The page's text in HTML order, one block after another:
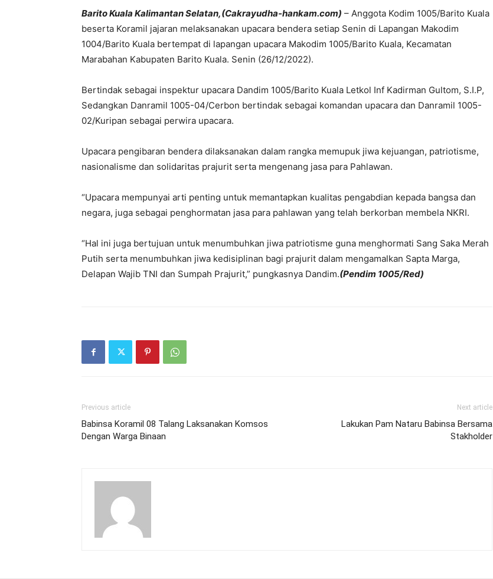
Barito Kuala Kalimantan Selatan,(Cakrayudha-hankam.com) – Anggota Kodim 1005/Barito Kuala
beserta Koramil jajaran melaksanakan upacara bendera setiap Senin di Lapangan Makodim
1004/Barito Kuala bertempat di lapangan upacara Makodim 1005/Barito Kuala, Kecamatan
Marabahan Kabupaten Barito Kuala. Senin (26/12/2022).
Bertindak sebagai inspektur upacara Dandim 1005/Barito Kuala Letkol Inf Kadirman Gultom, S.I.P,
Sedangkan Danramil 1005-04/Cerbon bertindak sebagai komandan upacara dan Danramil 1005-
02/Kuripan sebagai perwira upacara.
Upacara pengibaran bendera dilaksanakan dalam rangka memupuk jiwa kejuangan, patriotisme,
nasionalisme dan solidaritas prajurit serta mengenang jasa para Pahlawan.
“Upacara mempunyai arti penting untuk memantapkan kualitas pengabdian kepada bangsa dan
negara, juga sebagai penghormatan jasa para pahlawan yang telah berkorban membela NKRI.
“Hal ini juga bertujuan untuk menumbuhkan jiwa patriotisme guna menghormati Sang Saka Merah
Putih serta menumbuhkan jiwa kedisiplinan bagi prajurit dalam mengamalkan Sapta Marga,
Delapan Wajib TNI dan Sumpah Prajurit,” pungkasnya Dandim.(Pendim 1005/Red)
Previous article
Babinsa Koramil 08 Talang Laksanakan Komsos
Dengan Warga Binaan
Next article
Lakukan Pam Nataru Babinsa Bersama
Stakholder